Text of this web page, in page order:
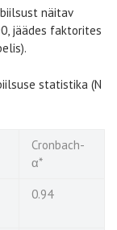
näitav
jäädes faktorites
statistika (N
Cronbach-
α*
0.94